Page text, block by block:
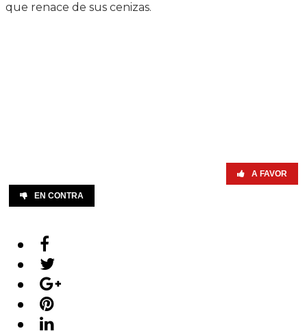
que renace de sus cenizas.
A FAVOR
EN CONTRA